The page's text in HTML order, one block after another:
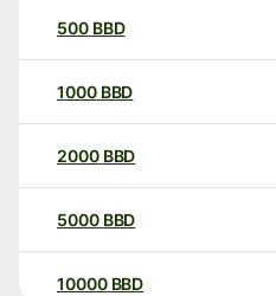
500 BBD
1000 BBD
2000 BBD
5000 BBD
10000 BBD